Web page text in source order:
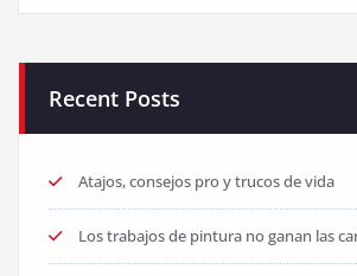
Recent Posts
Atajos, consejos pro y trucos de vida
Los trabajos de pintura no ganan las